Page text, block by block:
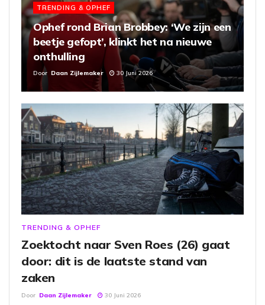
TRENDING & OPHEF
Ophef rond Brian Brobbey: ‘We zijn een
beetje gefopt’, klinkt het na nieuwe
onthulling
Door Daan Zijlemaker 30 Juni 2026
TRENDING & OPHEF
Zoektocht naar Sven Roes (26) gaat
door: dit is de laatste stand van
zaken
Door Daan Zijlemaker 30 Juni 2026